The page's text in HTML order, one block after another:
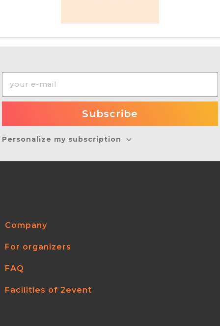
Personalize my subscription
Company
For organizers
FAQ
Facilities of 2event